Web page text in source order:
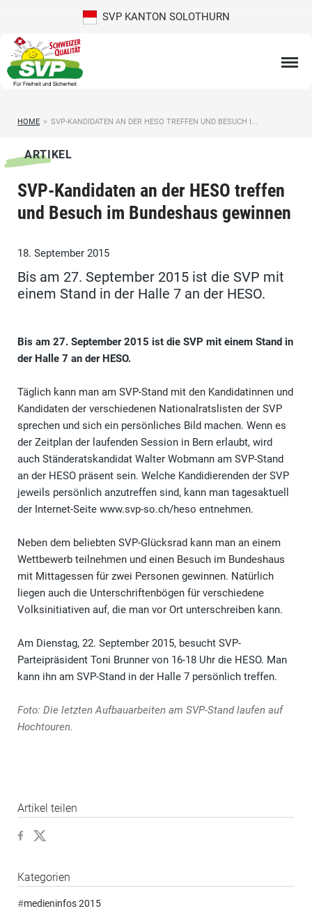
SVP KANTON SOLOTHURN
HOME > SVP-KANDIDATEN AN DER HESO TREFFEN UND BESUCH I...
ARTIKEL
SVP-Kandidaten an der HESO treffen
und Besuch im Bundeshaus gewinnen
18. September 2015
Bis am 27. September 2015 ist die SVP mit
einem Stand in der Halle 7 an der HESO.
Bis am 27. September 2015 ist die SVP mit einem Stand in
der Halle 7 an der HESO.
Täglich kann man am SVP-Stand mit den Kandidatinnen und
Kandidaten der verschiedenen Nationalratslisten der SVP
sprechen und sich ein persönliches Bild machen. Wenn es
der Zeitplan der laufenden Session in Bern erlaubt, wird
auch Ständeratskandidat Walter Wobmann am SVP-Stand
an der HESO präsent sein. Welche Kandidierenden der SVP
jeweils persönlich anzutreffen sind, kann man tagesaktuell
der Internet-Seite www.svp-so.ch/heso entnehmen.
Neben dem beliebten SVP-Glücksrad kann man an einem
Wettbewerb teilnehmen und einen Besuch im Bundeshaus
mit Mittagessen für zwei Personen gewinnen. Natürlich
liegen auch die Unterschriftenbögen für verschiedene
Volksinitiativen auf, die man vor Ort unterschreiben kann.
Am Dienstag, 22. September 2015, besucht SVP-
Parteipräsident Toni Brunner von 16-18 Uhr die HESO. Man
kann ihn am SVP-Stand in der Halle 7 persönlich treffen.
Foto: Die letzten Aufbauarbeiten am SVP-Stand laufen auf
Hochtouren.
Artikel teilen
Kategorien
#medieninfos 2015